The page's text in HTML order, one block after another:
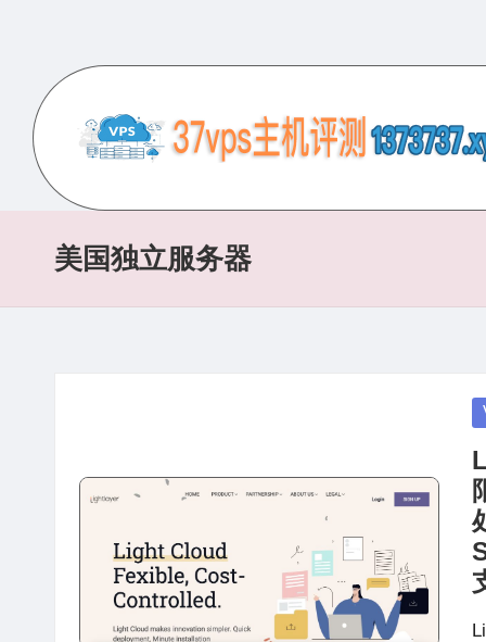
content
7
V
机
测
业
的
VPS
服
站
美国独立服务器